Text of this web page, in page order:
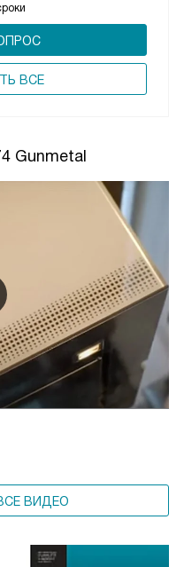
ВСЕ
Gunmetal
ВИДЕО